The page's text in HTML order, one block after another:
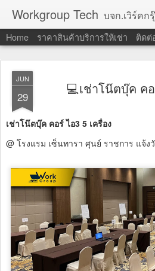
Workgroup Tech บจก.เวิร์คกรุ๊ป เทค บริการให้ เช่าคอมพิวเตอร์ โน้ตบุ๊ค โป
Home ราคาสินค้าบริการให้เช่า ติดต่
JUN
29 💻เช่าโน๊ตบุ๊ค ค
เช่าโน๊ตบุ๊ค คอร์ ไอ3 5 เครื่อง
@ โรงแรม เซ็นทารา ศุนย์ ราชการ แจ้